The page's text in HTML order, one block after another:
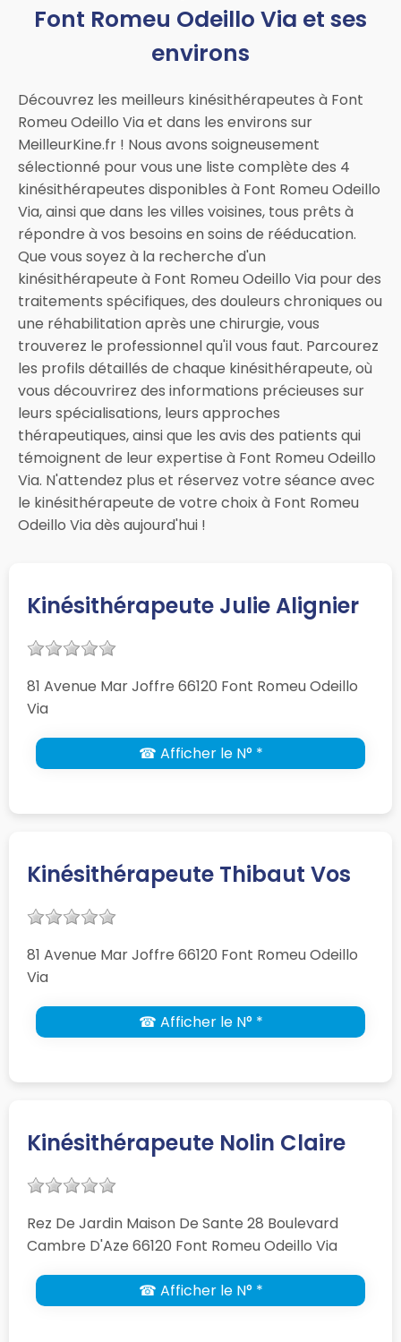
Font Romeu Odeillo Via et ses
environs
Découvrez les meilleurs kinésithérapeutes à Font
Romeu Odeillo Via et dans les environs sur
MeilleurKine.fr ! Nous avons soigneusement
sélectionné pour vous une liste complète des 4
kinésithérapeutes disponibles à Font Romeu Odeillo
Via, ainsi que dans les villes voisines, tous prêts à
répondre à vos besoins en soins de rééducation.
Que vous soyez à la recherche d'un
kinésithérapeute à Font Romeu Odeillo Via pour des
traitements spécifiques, des douleurs chroniques ou
une réhabilitation après une chirurgie, vous
trouverez le professionnel qu'il vous faut. Parcourez
les profils détaillés de chaque kinésithérapeute, où
vous découvrirez des informations précieuses sur
leurs spécialisations, leurs approches
thérapeutiques, ainsi que les avis des patients qui
témoignent de leur expertise à Font Romeu Odeillo
Via. N'attendez plus et réservez votre séance avec
le kinésithérapeute de votre choix à Font Romeu
Odeillo Via dès aujourd'hui !
Kinésithérapeute Julie Alignier
81 Avenue Mar Joffre 66120 Font Romeu Odeillo
Via
☎ Afficher le N° *
Kinésithérapeute Thibaut Vos
81 Avenue Mar Joffre 66120 Font Romeu Odeillo
Via
☎ Afficher le N° *
Kinésithérapeute Nolin Claire
Rez De Jardin Maison De Sante 28 Boulevard
Cambre D'Aze 66120 Font Romeu Odeillo Via
☎ Afficher le N° *